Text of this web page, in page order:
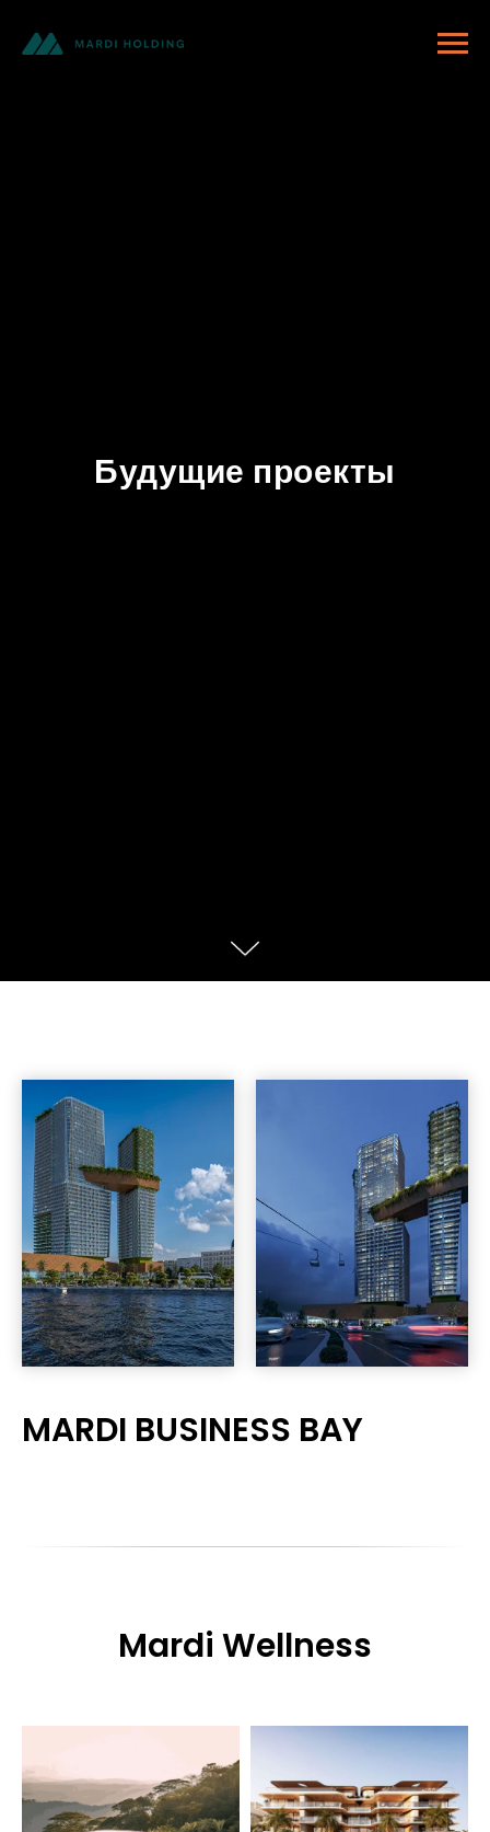
Будущие проекты
MARDI BUSINESS BAY
Mardi Wellness